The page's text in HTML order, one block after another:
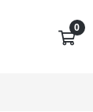
0